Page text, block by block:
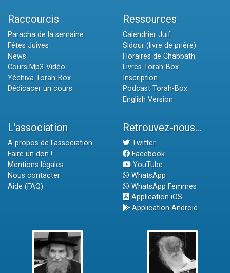
Raccourcis
Paracha de la semaine
Fêtes Juives
News
Cours Mp3-Vidéo
Yéchiva Torah-Box
Dédicacer un cours
Ressources
Calendrier Juif
Sidour (livre de prière)
Horaires de Chabbath
Livres Torah-Box
Inscription
Podcast Torah-Box
English Version
L'association
A propos de l'association
Faire un don !
Mentions légales
Nous contacter
Aide (FAQ)
Retrouvez-nous...
Twitter
Facebook
YouTube
WhatsApp
WhatsApp Femmes
Application iOS
Application Android